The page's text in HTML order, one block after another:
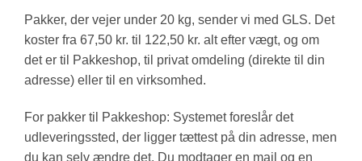
Pakker, der vejer under 20 kg, sender vi med GLS. Det
koster fra 67,50 kr. til 122,50 kr. alt efter vægt, og om
det er til Pakkeshop, til privat omdeling (direkte til din
adresse) eller til en virksomhed.
For pakker til Pakkeshop: Systemet foreslår det
udleveringssted, der ligger tættest på din adresse, men
du kan selv ændre det. Du modtager en mail og en